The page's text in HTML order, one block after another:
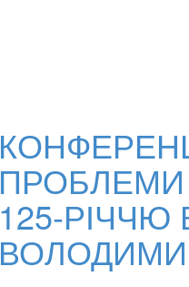
ПРОБЛЕМИ
125-